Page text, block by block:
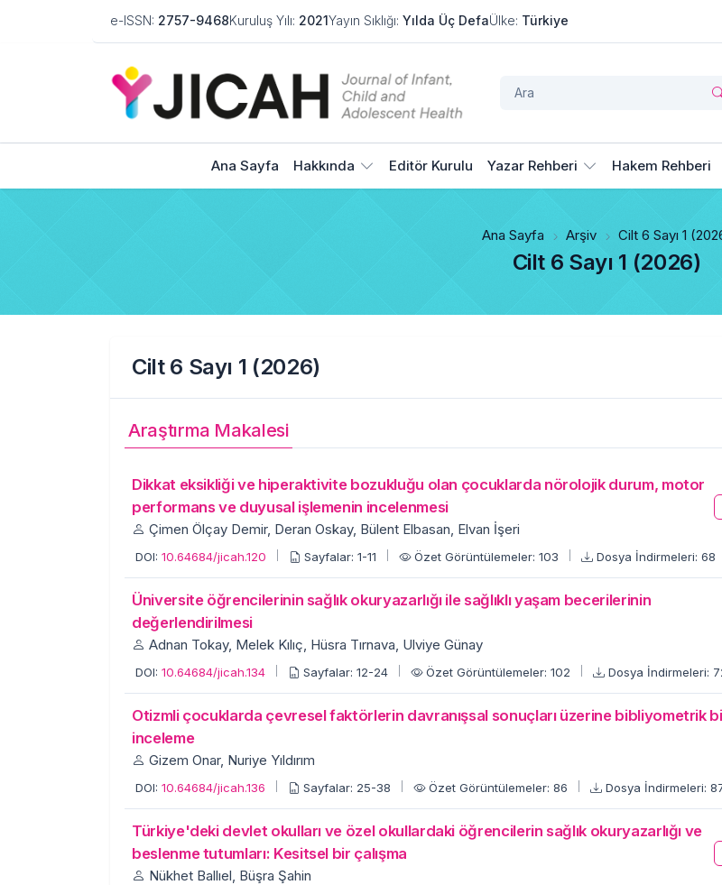
e-ISSN: 2757-9468Kuruluş Yılı: 2021Yayın Sıklığı: Yılda Üç DefaÜlke: Türkiye
Ana Sayfa Hakkında Editör Kurulu Yazar Rehberi Hakem Rehberi
Ana Sayfa Arşiv Cilt 6 Sayı 1
Cilt 6 Sayı 1 (2026)
Cilt 6 Sayı 1 (2026)
Araştırma Makalesi
Dikkat eksikliği ve hiperaktivite bozukluğu olan çocuklarda nörolojik durum, motor
performans ve duyusal işlemenin incelenmesi
Çimen Ölçay Demir, Deran Oskay, Bülent Elbasan, Elvan İşeri
DOI: 10.64684/jicah.120 Sayfalar: 1-11 Özet Görüntülemeler: 103 Dosya İndirmeleri: 68
Üniversite öğrencilerinin sağlık okuryazarlığı ile sağlıklı yaşam becerilerinin
değerlendirilmesi
Adnan Tokay, Melek Kılıç, Hüsra Tırnava, Ulviye Günay
DOI: 10.64684/jicah.134 Sayfalar: 12-24 Özet Görüntülemeler: 102 Dosya İndirmeleri:
Otizmli çocuklarda çevresel faktörlerin davranışsal sonuçları üzerine bibliyometrik
inceleme
Gizem Onar, Nuriye Yıldırım
DOI: 10.64684/jicah.136 Sayfalar: 25-38 Özet Görüntülemeler: 86 Dosya İndirmeleri:
Türkiye'deki devlet okulları ve özel okullardaki öğrencilerin sağlık okuryazarlığı ve
beslenme tutumları: Kesitsel bir çalışma
Nükhet Ballıel, Büşra Şahin